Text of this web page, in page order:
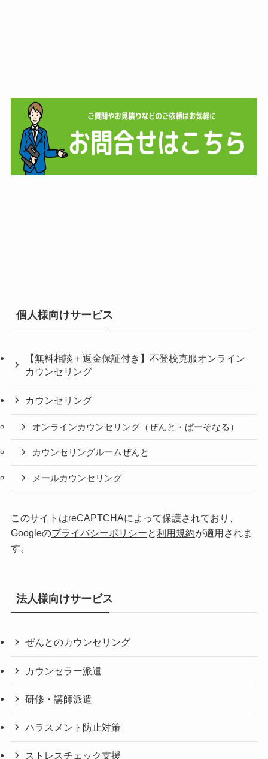
個人様向けサービス
【無料相談＋返金保証付き】不登校克服オンライン
カウンセリング
カウンセリング
オンラインカウンセリング（ぜんと・ぱーそなる）
カウンセリングルームぜんと
メールカウンセリング
このサイトはreCAPTCHAによって保護されており、
Googleのプライバシーポリシーと利用規約が適用されま
す。
法人様向けサービス
ぜんとのカウンセリング
カウンセラー派遣
研修・講師派遣
ハラスメント防止対策
ストレスチェック支援